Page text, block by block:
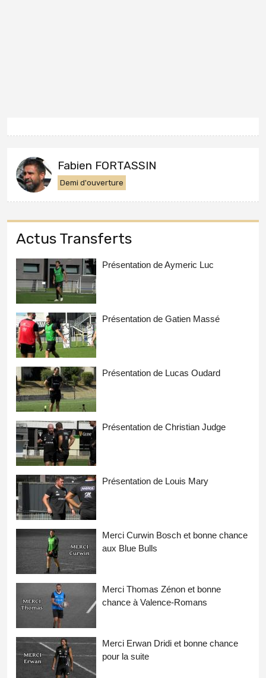
Fabien FORTASSIN
Demi d'ouverture
Actus Transferts
Présentation de Aymeric Luc
Présentation de Gatien Massé
Présentation de Lucas Oudard
Présentation de Christian Judge
Présentation de Louis Mary
Merci Curwin Bosch et bonne chance
aux Blue Bulls
Merci Thomas Zénon et bonne
chance à Valence-Romans
Merci Erwan Dridi et bonne chance
pour la suite